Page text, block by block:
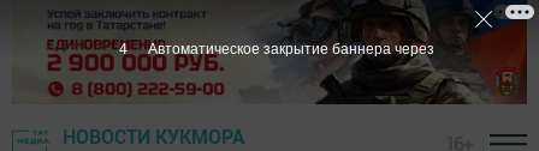
НОВОСТИ КУКМОРА
3 Автоматическое закрытие баннера через